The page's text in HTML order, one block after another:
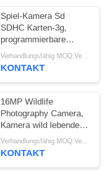
Spiel-Kamera Sd
SDHC Karten-3g,
programmierbare
Kamera HD Victure
Hinter
Verhandlungsfähig MOQ:Verkäuflich
KONTAKT
16MP Wildlife
Photography Camera,
Kamera wild lebender
Tiere Nacht-IR LED im
Freien
Verhandlungsfähig MOQ:Verkäuflich
KONTAKT